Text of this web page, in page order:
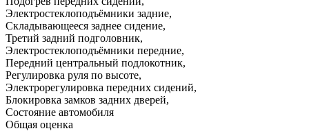
Электростеклоподъёмники задние,
Складывающееся заднее сидение,
Третий задний подголовник,
Электростеклоподъёмники передние,
Передний центральный подлокотник,
Регулировка руля по высоте,
Электрорегулировка передних сидений,
Блокировка замков задних дверей,
Состояние автомобиля
Общая оценка